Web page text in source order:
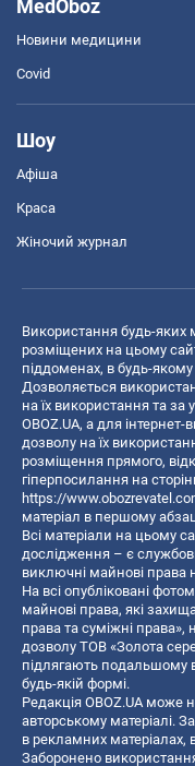
MedOboz
Новини медицини
Covid
Шоу
Афіша
Краса
Жіночий журнал
Використання будь-яких
розміщених на цьому
піддоменах, в будь-
Дозволяється
на їх використання та
OBOZ.UA, а для
дозволу на їх
розміщення прямого,
гіперпосилання на
https://
матеріал в першому
Всі матеріали на цьому
дослідження – є
виключні майнові права
На всі опубліковані
майнові права, які
права та суміжні права»,
дозволу ТОВ «Золота
підлягають подальшому
будь-якій формі.
Редакція OBOZ.UA може
авторському матеріалі.
в рекламних матеріалах,
Заборонено